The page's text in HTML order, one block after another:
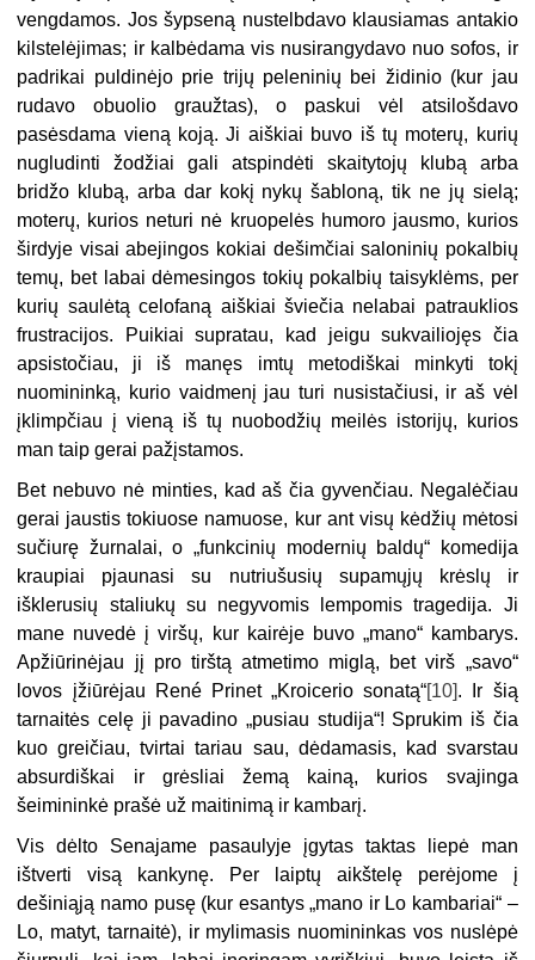
vengdamos. Jos šypseną nustelbdavo klausiamas antakio
kilstelėjimas; ir kalbėdama vis nusirangydavo nuo sofos, ir
padrikai puldinėjo prie trijų peleninių bei židinio (kur jau
rudavo obuolio graužtas), o paskui vėl atsilošdavo
pasėsdama vieną koją. Ji aiškiai buvo iš tų moterų, kurių
nugludinti žodžiai gali atspindėti skaitytojų klubą arba
bridžo klubą, arba dar kokį nykų šabloną, tik ne jų sielą;
moterų, kurios neturi nė kruopelės humoro jausmo, kurios
širdyje visai abejingos kokiai dešimčiai saloninių pokalbių
temų, bet labai dėmesingos tokių pokalbių taisyklėms, per
kurių saulėtą celofaną aiškiai šviečia nelabai patrauklios
frustracijos. Puikiai supratau, kad jeigu sukvailiojęs čia
apsistočiau, ji iš manęs imtų metodiškai minkyti tokį
nuomininką, kurio vaidmenį jau turi nusistačiusi, ir aš vėl
įklimpčiau į vieną iš tų nuobodžių meilės istorijų, kurios
man taip gerai pažįstamos.
Bet nebuvo nė minties, kad aš čia gyvenčiau. Negalėčiau
gerai jaustis tokiuose namuose, kur ant visų kėdžių mėtosi
sučiurę žurnalai, o „funkcinių modernių baldų“ komedija
kraupiai pjaunasi su nutriušusių supamųjų krėslų ir
išklerusių staliukų su negyvomis lempomis tragedija. Ji
mane nuvedė į viršų, kur kairėje buvo „mano“ kambarys.
Apžiūrinėjau jį pro tirštą atmetimo miglą, bet virš „savo“
lovos įžiūrėjau René Prinet „Kroicerio sonatą“[10]. Ir šią
tarnaitės celę ji pavadino „pusiau studija“! Sprukim iš čia
kuo greičiau, tvirtai tariau sau, dėdamasis, kad svarstau
absurdiškai ir grėsliai žemą kainą, kurios svajinga
šeimininkė prašė už maitinimą ir kambarį.
Vis dėlto Senajame pasaulyje įgytas taktas liepė man
ištverti visą kankynę. Per laiptų aikštelę perėjome į
dešiniąją namo pusę (kur esantys „mano ir Lo kambariai“ –
Lo, matyt, tarnaitė), ir mylimasis nuomininkas vos nuslėpė